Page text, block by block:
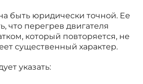
быть юридически точной. Ее
что перегрев двигателя
который повторяется, не
существенный характер.
указать: